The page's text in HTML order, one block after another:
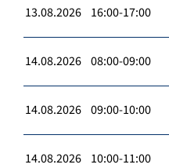
13.08.2026 16:00-17:00
14.08.2026 08:00-09:00
14.08.2026 09:00-10:00
14.08.2026 10:00-11:00